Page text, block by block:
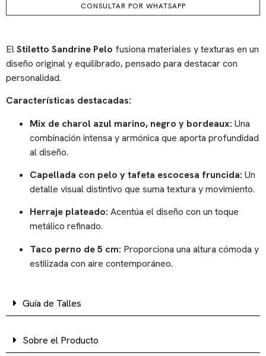
CONSULTAR POR WHATSAPP
ElStiletto Sandrine Pelo fusiona materiales y texturas en un
diseño original y equilibrado, pensado para destacar con
personalidad.
Características destacadas:
Mix de charol azul marino, negro y bordeaux: Una
combinación intensa y armónica que aporta profundidad
al diseño.
Capellada con pelo y tafeta escocesa fruncida: Un
detalle visual distintivo que suma textura y movimiento.
Herraje plateado: Acentúa el diseño con un toque
metálico refinado.
Taco perno de 5 cm: Proporciona una altura cómoda y
estilizada con aire contemporáneo.
Guía de Talles
Sobre el Producto